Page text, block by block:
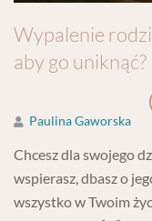
Wypalenie
aby go uniknąć?
Paulina Gaworska
Chcesz dla swojego
wspierasz, dbasz o
wszystko w Twoim